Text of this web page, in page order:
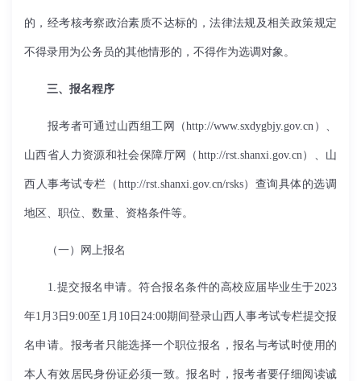
的，经考核考察政治素质不达标的，法律法规及相关政策规定
不得录用为公务员的其他情形的，不得作为选调对象。
三、报名程序
报考者可通过山西组工网（http://www.sxdygbjy.gov.cn ）、
山西省人力资源和社会保障厅网（ http://rst.shanxi.gov.cn ）、山
西人事考试专栏（ http://rst.shanxi.gov.cn/rsks）查询具体的选调
地区、职位、数量、资格条件等。
（一）网上报名
1. 提交报名申请。符合报名条件的高校应届毕业生于2023
年1 月3日9:00至 1 月 10日 24:00期间登录山西人事考试专栏提交报
名申请。报考者只能选择一个职位报名，报名与考试时使用的
本人有效居民身份证必须一致。报名时，报考者要仔细阅读诚